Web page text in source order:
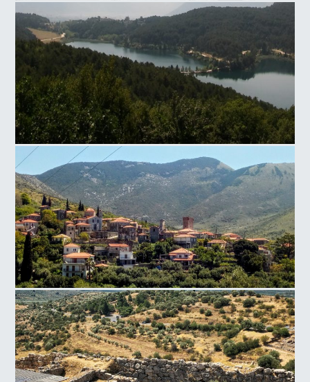
Σπίτι Γιάννη Ρίτσου Ποιητή
Λίμνη Δόξα
Λαγκάδα Μάνη